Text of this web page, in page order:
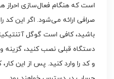
است که هنگام فعال‌سازی احراز
صرافی ارائه می‌شود. اگر این کد
باشید، کافی است گوگل
دستگاه قبلی نصب کنید، گزینه
و کد را وارد کنید. پس از این